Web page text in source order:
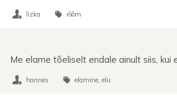
lizka rõõm
Me elame tõeliselt endale ainult siis, kui
hannes elamine elu